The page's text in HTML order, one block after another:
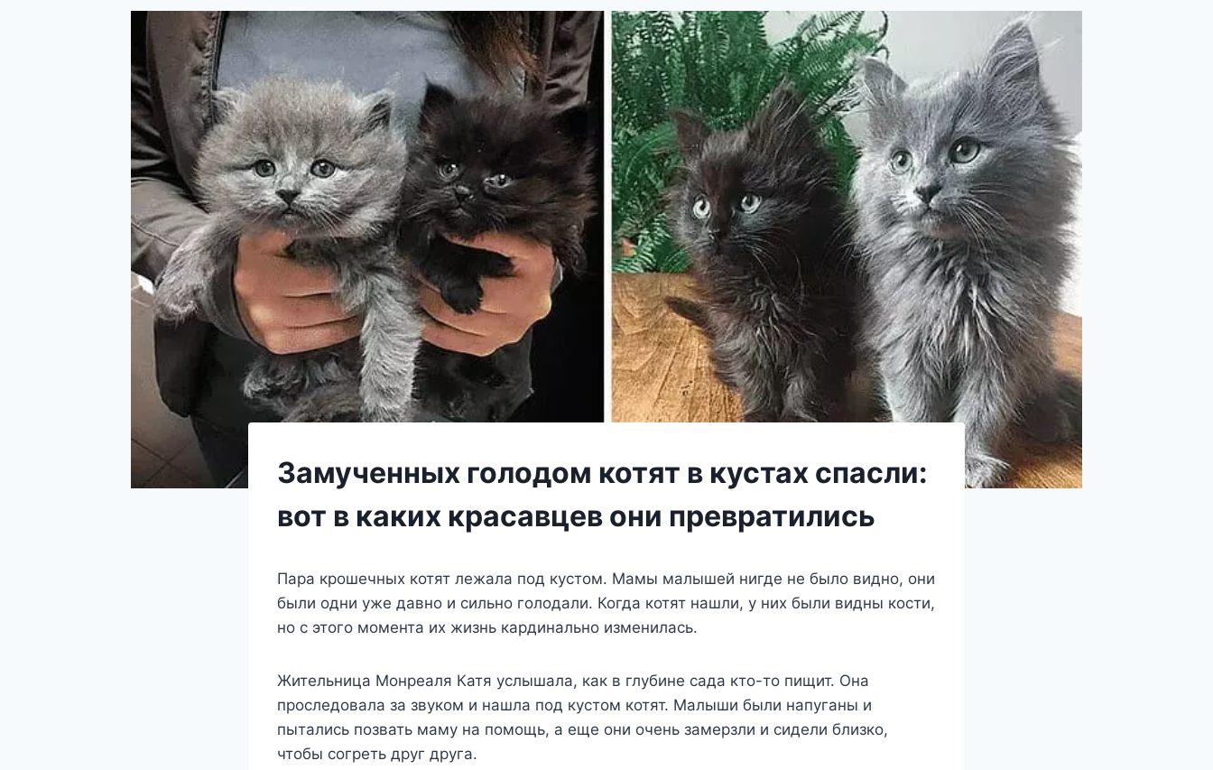
Замученных голодом котят в кустах спасли:
вот в каких красавцев они превратились
Пара крошечных котят лежала под кустом. Мамы малышей нигде не было видно, они
были одни уже давно и сильно голодали. Когда котят нашли, у них были видны кости,
но с этого момента их жизнь кардинально изменилась.
Жительница Монреаля Катя услышала, как в глубине сада кто-то пищит. Она
проследовала за звуком и нашла под кустом котят. Малыши были напуганы и
пытались позвать маму на помощь, а еще они очень замерзли и сидели близко,
чтобы согреть друг друга.